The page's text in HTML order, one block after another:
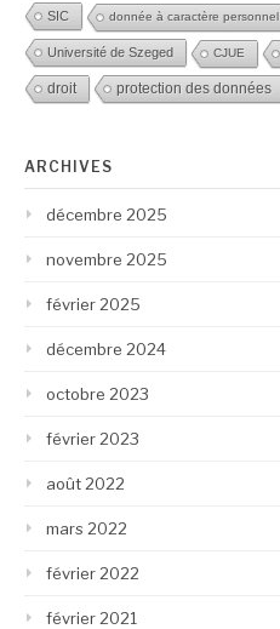
SIC donnée à caractère personnel
Université de Szeged CJUE
droit protection des données
ARCHIVES
décembre 2025
novembre 2025
février 2025
décembre 2024
octobre 2023
février 2023
août 2022
mars 2022
février 2022
février 2021